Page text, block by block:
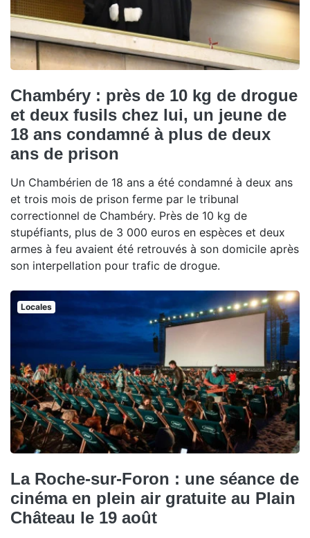
Chambéry : près de 10 kg de drogue
et deux fusils chez lui, un jeune de
18 ans condamné à plus de deux
ans de prison
Un Chambérien de 18 ans a été condamné à deux ans
et trois mois de prison ferme par le tribunal
correctionnel de Chambéry. Près de 10 kg de
stupéfiants, plus de 3 000 euros en espèces et deux
armes à feu avaient été retrouvés à son domicile après
son interpellation pour trafic de drogue.
Locales
La Roche-sur-Foron : une séance de
cinéma en plein air gratuite au Plain
Château le 19 août